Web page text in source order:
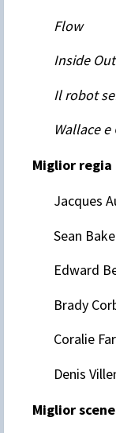
Flow
Inside
Il robot
Wallace
Miglior regia
Jacques
Sean
Edward
Brady
Coralie
Denis
Miglior